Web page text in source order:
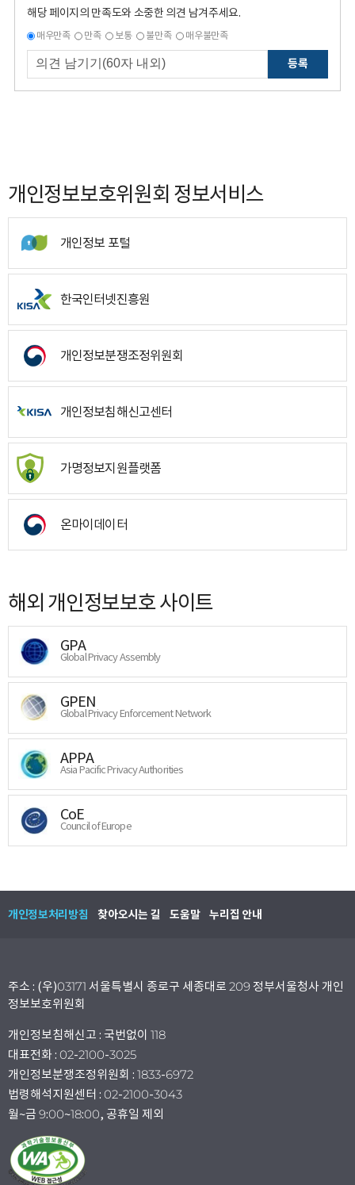
해당 페이지의 만족도와 소중한 의견 남겨주세요.
매우만족 만족 보통 불만족 매우불만족
등록
개인정보보호위원회 정보서비스
개인정보 포털
한국인터넷진흥원
개인정보분쟁조정위원회
개인정보침해신고센터
가명정보지원플랫폼
온마이데이터
해외 개인정보보호 사이트
GPA
Global Privacy Assembly
GPEN
Global Privacy Enforcement Network
APPA
Asia Pacific Privacy Authorities
CoE
Council of Europe
개인정보처리방침 찾아오시는 길 도움말 누리집 안내
주소 : (우)03171 서울특별시 종로구 세종대로 209 정부서울청사 개인
정보보호위원회
개인정보침해신고 : 국번없이 118
대표전화 : 02-2100-3025
개인정보분쟁조정위원회 : 1833-6972
법령해석지원센터 : 02-2100-3043
월~금 9:00~18:00, 공휴일 제외